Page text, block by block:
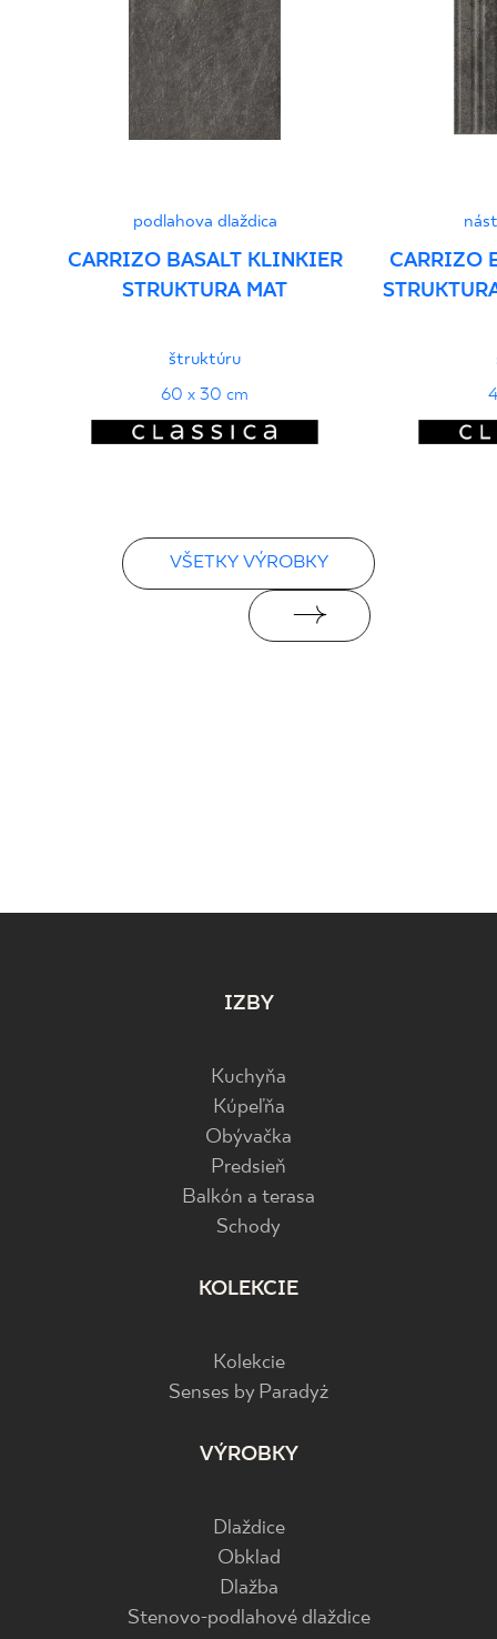
- Grupa BIb
PDF 103 KB
Vyhlásenia o výkone
podlahova dlaždica
CARRIZO BASALT KLINKIER
STRUKTURA MAT
štruktúru
60 x 30 cm
CARRIZO
VŠETKY VÝROBKY
IZBY
Kuchyňa
Kúpeľňa
Obývačka
Predsieň
Balkón a terasa
Schody
KOLEKCIE
Kolekcie
Senses by Paradyż
VÝROBKY
Dlaždice
Obklad
Dlažba
Stenovo-podlahové dlaždice